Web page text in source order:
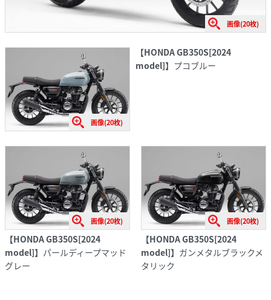
画像(20枚)
画像(20枚)
【HONDA GB350S[2024
model]】 プコブルー
画像(20枚)
【HONDA GB350S[2024
model]】 パールディープマッド
グレー
画像(20枚)
【HONDA GB350S[2024
model]】 ガンメタルブラックメ
タリック